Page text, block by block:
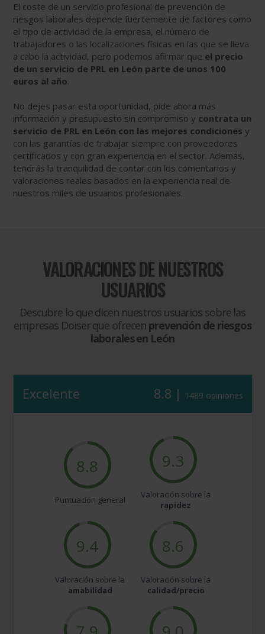
El coste de un servicio profesional de prevención de
riesgos laborales depende fuertemente de factores como
el tipo de actividad de la empresa, el número de
trabajadores o las localizaciones físicas en las que se lleva
a cabo la actividad, pero podemos afirmar que el precio
de un servicio de PRL en León parte de unos 100
euros al año.
No dejes pasar esta oportunidad, pide ahora más
información y presupuesto sin compromiso y contrata un
servicio de PRL en León con las mejores condiciones y
con las garantías de trabajar siempre con proveedores
certificados y con gran experiencia en el sector. Además,
tendrás la tranquilidad de contar con los comentarios y
valoraciones reales basados en la experiencia real de
nuestros miles de usuarios profesionales.
VALORACIONES DE NUESTROS
USUARIOS
Descubre lo que dicen nuestros usuarios sobre las
empresas Doiser que ofrecen prevención de riesgos
laborales en León
Excelente 8.8 | 1489 opiniones
8.8
Puntuación general
9.3
Valoración sobre la
rapidez
9.4
Valoración sobre la
amabilidad
8.6
Valoración sobre la
calidad/precio